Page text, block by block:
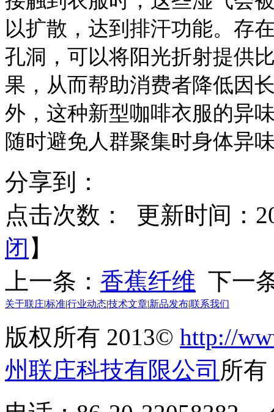
以扩散，达到排汗功能。存
孔洞，可以将阳光折射提供
果，从而帮助消费者降低因
外，这种新型咖啡衣服的异
随时避免人群聚集时身体异
分享到：
点击次数：
更新时间：
闭 】
上一条： 香蕉纤维 下一
关于联庄标准行业动态技术文章 新品发布联系我们
版权所有 2013© http://
州联庄科技有限公司 所